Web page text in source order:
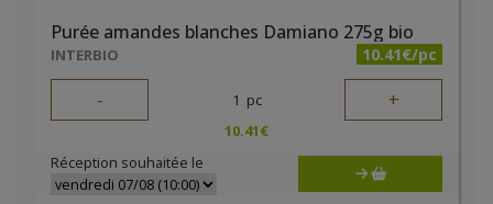
Purée amandes blanches Damiano 275g bio
INTERBIO 10.41€/pc
- 1 pc +
10.41€
Réception souhaitée le